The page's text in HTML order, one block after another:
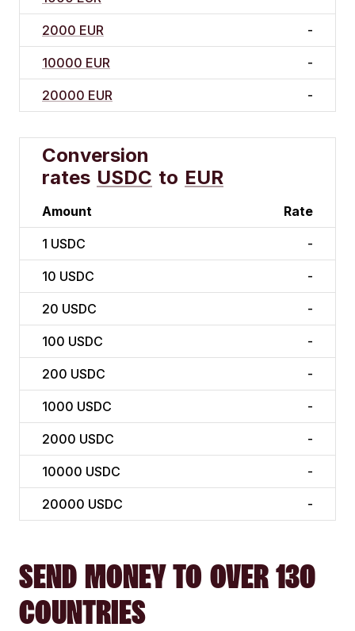
2000 EUR -
10000 EUR -
20000 EUR -
Conversion
rates USDC to EUR
Amount Rate
1 USDC -
10 USDC -
20 USDC -
100 USDC -
200 USDC -
1000 USDC -
2000 USDC -
10000 USDC -
20000 USDC -
SEND MONEY TO OVER 130
COUNTRIES